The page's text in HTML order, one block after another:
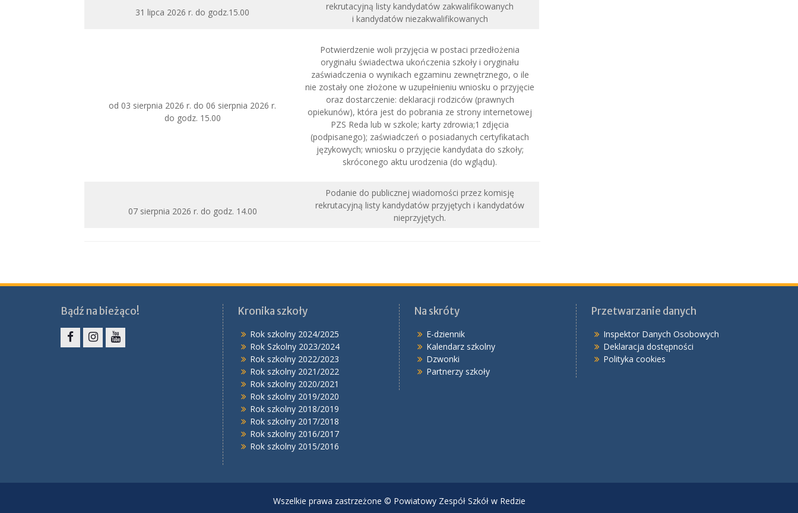
31 lipca 2026 r. do godz.15.00
rekrutacyjną listy kandydatów zakwalifikowanych
i kandydatów niezakwalifikowanych
od 03 sierpnia 2026 r. do 06 sierpnia 2026 r.
do godz. 15.00
Potwierdzenie woli przyjęcia w postaci przedłożenia
oryginału świadectwa ukończenia szkoły i oryginału
zaświadczenia o wynikach egzaminu zewnętrznego, o ile
nie zostały one złożone w uzupełnieniu wniosku o przyjęcie
oraz dostarczenie: deklaracji rodziców (prawnych
opiekunów), która jest do pobrania ze strony internetowej
PZS Reda lub w szkole; karty zdrowia;1 zdjęcia
(podpisanego); zaświadczeń o posiadanych certyfikatach
językowych; wniosku o przyjęcie kandydata do szkoły;
skróconego aktu urodzenia (do wglądu).
07 sierpnia 2026 r. do godz. 14.00
Podanie do publicznej wiadomości przez komisję
rekrutacyjną listy kandydatów przyjętych i kandydatów
nieprzyjętych.
Bądź na bieżąco! Kronika szkoły
Rok szkolny 2024/2025
Rok Szkolny 2023/2024
Rok szkolny 2022/2023
Rok szkolny 2021/2022
Rok szkolny 2020/2021
Rok szkolny 2019/2020
Rok szkolny 2018/2019
Rok szkolny 2017/2018
Rok szkolny 2016/2017
Rok szkolny 2015/2016
Na skróty
E-dziennik
Kalendarz szkolny
Dzwonki
Partnerzy szkoły
Przetwarzanie danych
Inspektor Danych Osobowych
Deklaracja dostępności
Polityka cookies
Wszelkie prawa zastrzeżone © Powiatowy Zespół Szkół w Redzie